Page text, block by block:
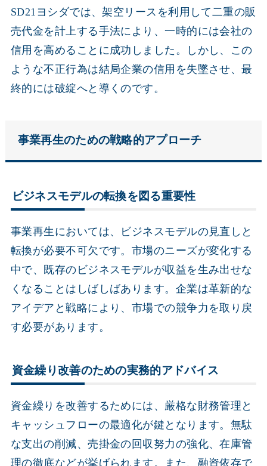
SD21ヨシダでは、架空リースを利用して二重の販
売代金を計上する手法により、一時的には会社の
信用を高めることに成功しました。しかし、この
ような不正行為は結局企業の信用を失墜させ、最
終的には破綻へと導くのです。
事業再生のための戦略的アプローチ
ビジネスモデルの転換を図る重要性
事業再生においては、ビジネスモデルの見直しと
転換が必要不可欠です。市場のニーズが変化する
中で、既存のビジネスモデルが収益を生み出せな
くなることはしばしばあります。企業は革新的な
アイデアと戦略により、市場での競争力を取り戻
す必要があります。
資金繰り改善のための実務的アドバイス
資金繰りを改善するためには、厳格な財務管理と
キャッシュフローの最適化が鍵となります。無駄
な支出の削減、売掛金の回収努力の強化、在庫管
理の徹底などが挙げられます。また、融資依存で